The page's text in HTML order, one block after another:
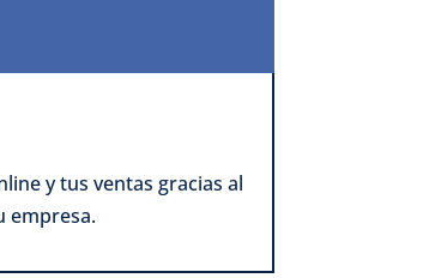
y tus ventas gracias al
empresa.